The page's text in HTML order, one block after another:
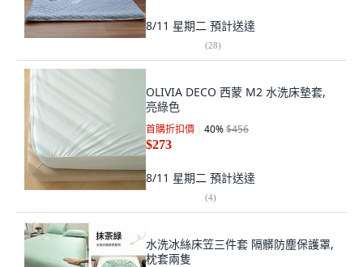
8/11 星期二 預計送達
(28)
OLIVIA DECO 西蒙 M2 水洗床墊套,
亮綠色
首購折扣價 40%$456
$273
8/11 星期二 預計送達
(4)
水洗冰絲床笠三件套 隔髒防塵保護罩,
枕套兩隻